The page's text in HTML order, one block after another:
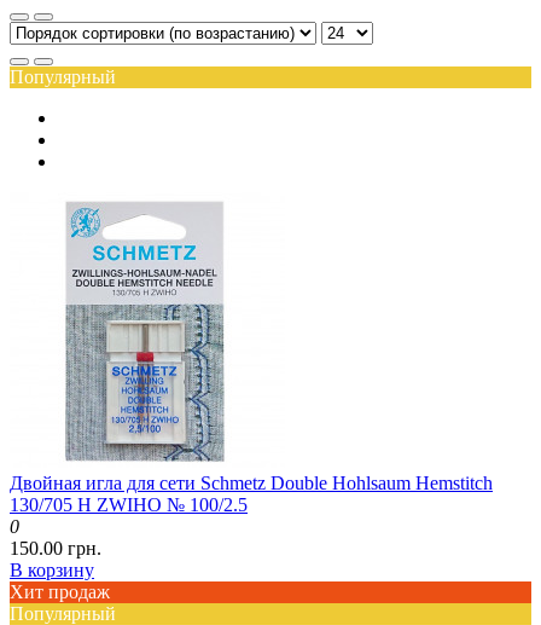
Популярный
Двойная игла для сети Schmetz Double Hohlsaum Hemstitch
130/705 H ZWIHO № 100/2.5
0
150.00 грн.
В корзину
Хит продаж
Популярный